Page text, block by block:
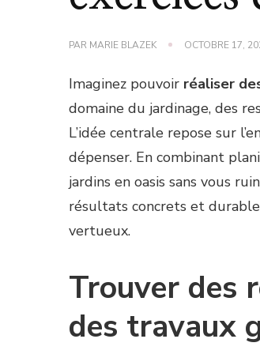
PAR MARIE BLAZEK OCTOBRE 17,
Imaginez pouvoir réaliser
domaine du jardinage, des
L’idée centrale repose sur
dépenser. En combinant
jardins en oasis sans vous
résultats concrets et
vertueux.
Trouver des
des travaux